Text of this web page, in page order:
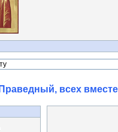
всех